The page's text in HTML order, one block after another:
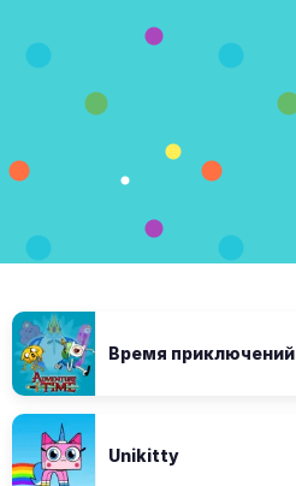
Время приключений
Unikitty